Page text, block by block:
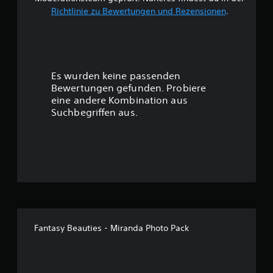
:
5
Richtlinie zu Bewertungen und Rezensionen.
Es wurden keine passenden
Bewertungen gefunden. Probiere
eine andere Kombination aus
Suchbegriffen aus.
Fantasy Beauties - Miranda Photo Pack